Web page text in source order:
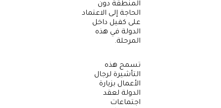
المنطقة دون
الحاجة إلى الاعتماد
على كفيل داخل
الدولة في هذه
المرحلة.
تسمح هذه
التأشيرة لرجال
الأعمال بزيارة
الدولة لعقد
اجتماعات